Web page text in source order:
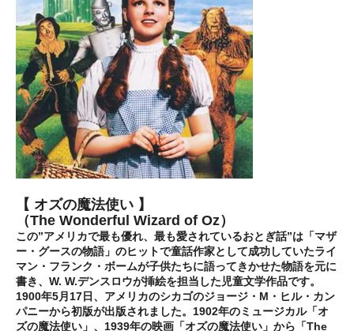
【 オズの魔法使い 】
（The Wonderful Wizard of Oz）
この”アメリカで最も優れ、最も愛されているおとぎ話”は「マザ
ー・グースの物語」のヒットで童話作家として成功していたライ
マン・フランク・ボームが子供たちに語ってきかせた物語を元に
書き、W. W.デンスロウが挿絵を担当した児童文学作品です。
1900年5月17日、アメリカのシカゴのジョージ・M・ヒル・カン
パニーから初版が出版されました。1902年のミュージカル「オ
ズの魔法使い」、1939年の映画「オズの魔法使い」から「The